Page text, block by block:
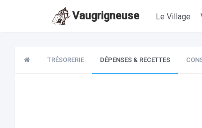
Vaugrigneuse Le Village
TRÉSORERIE DÉPENSES & RECETTES